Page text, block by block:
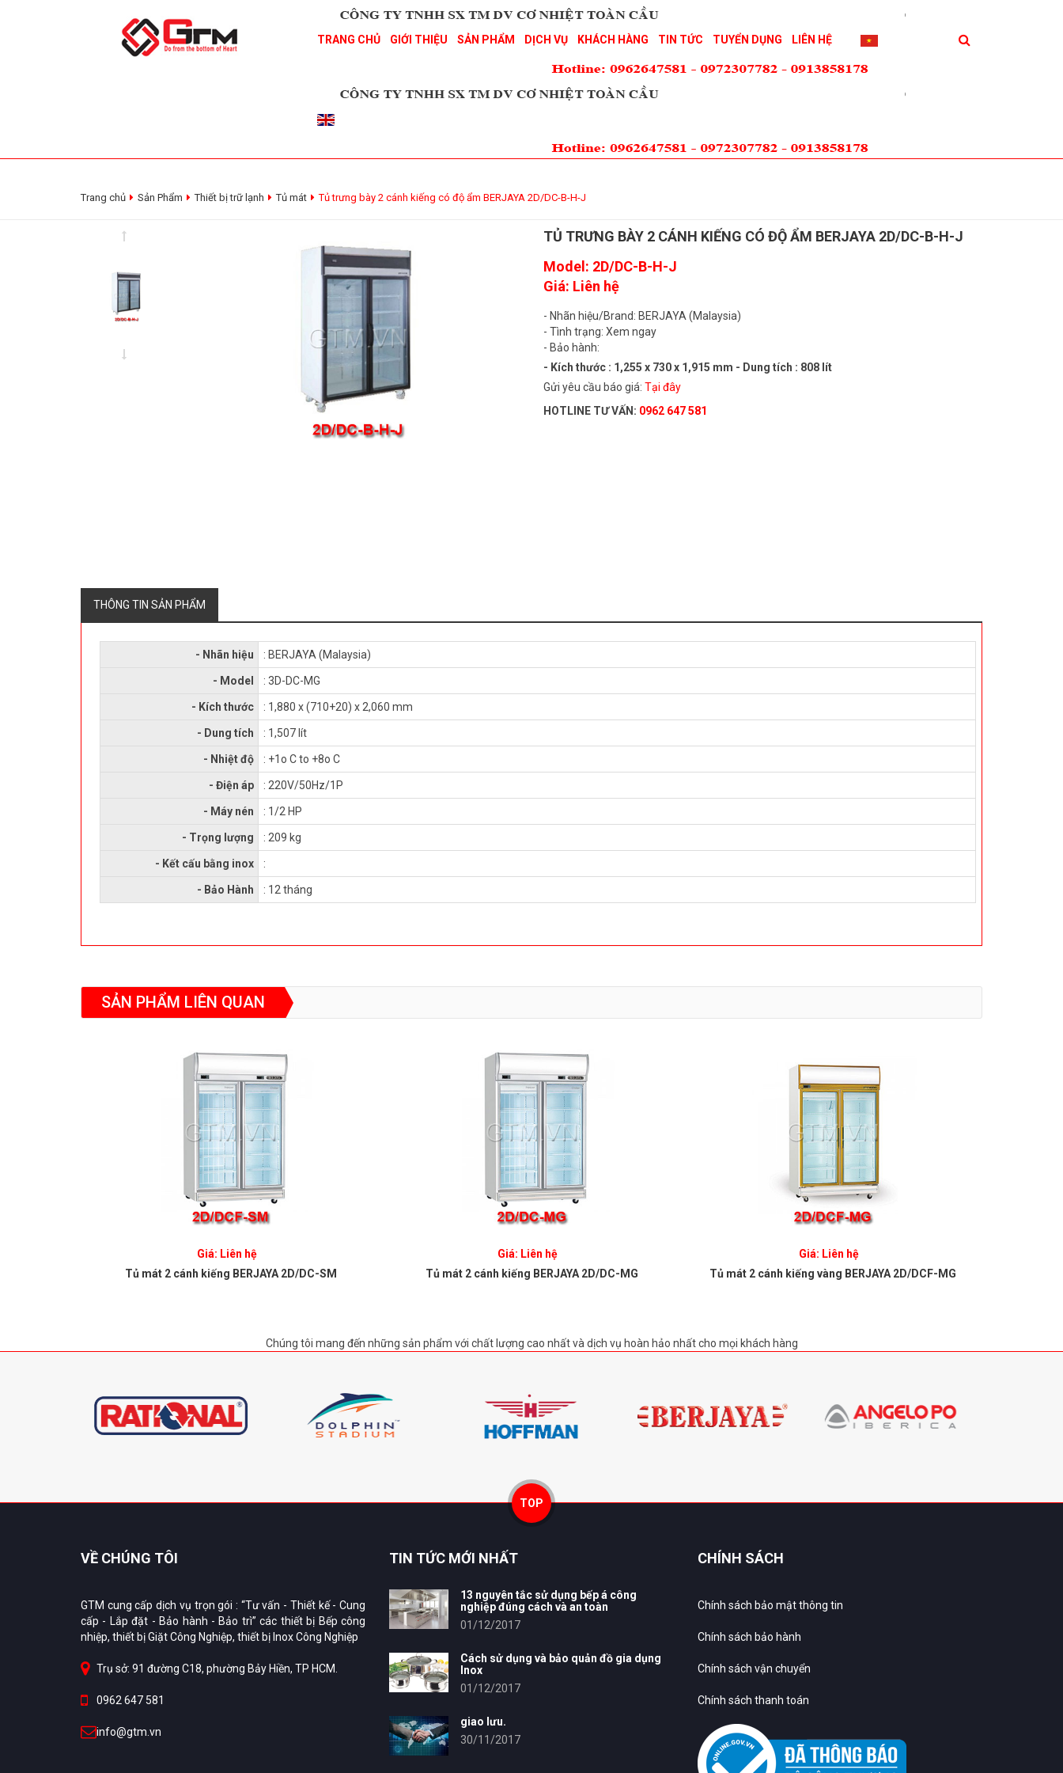
TRANG CHỦ GIỚI THIỆU SẢN PHẨM DỊCH VỤ KHÁCH HÀNG TIN TỨC TUYỂN DỤNG LIÊN HỆ
Trang chủ Sản Phẩm Thiết bị trữ lạnh Tủ mát Tủ trưng bày 2 cánh kiếng có độ ẩm BERJAYA 2D/DC-B-H-J
TỦ TRƯNG BÀY 2 CÁNH KIẾNG CÓ ĐỘ ẨM BERJAYA 2D/DC-B-H-J
Model: 2D/DC-B-H-J
Giá: Liên hệ
- Nhãn hiệu/Brand: BERJAYA (Malaysia)
- Tình trạng: Xem ngay
- Bảo hành:
- Kích thước : 1,255 x 730 x 1,915 mm - Dung tích : 808 lít
Gửi yêu cầu báo giá: Tại đây
HOTLINE TƯ VẤN: 0962 647 581
THÔNG TIN SẢN PHẨM
- Nhãn hiệu : BERJAYA (Malaysia)
- Model : 3D-DC-MG
- Kích thước : 1,880 x (710+20) x 2,060 mm
- Dung tích : 1,507 lít
- Nhiệt độ : +1o C to +8o C
- Điện áp : 220V/50Hz/1P
- Máy nén : 1/2 HP
- Trọng lượng : 209 kg
- Kết cấu bằng inox :
- Bảo Hành : 12 tháng
SẢN PHẨM LIÊN QUAN
Giá: Liên hệ
Tủ mát 2 cánh kiếng BERJAYA 2D/DC-SM
Giá: Liên hệ
Tủ mát 2 cánh kiếng BERJAYA 2D/DC-MG
Giá: Liên hệ
Tủ mát 2 cánh kiếng vàng BERJAYA 2D/DCF-MG
Chúng tôi mang đến những sản phẩm với chất lượng cao nhất và dịch vụ hoàn hảo nhất cho mọi khách hàng
TOP
VỀ CHÚNG TÔI
GTM cung cấp dịch vụ trọn gói : “Tư vấn - Thiết kế - Cung
cấp - Lắp đặt - Bảo hành - Bảo trì” các thiết bị Bếp công
nhiệp, thiết bị Giặt Công Nghiệp, thiết bị Inox Công Nghiệp
Trụ sở: 91 đường C18, phường Bảy Hiền, TP HCM.
0962 647 581
info@gtm.vn
TIN TỨC MỚI NHẤT
13 nguyên tắc sử dụng bếp á công
nghiệp đúng cách và an toàn
01/12/2017
Cách sử dụng và bảo quản đồ gia dụng
Inox
01/12/2017
giao lưu.
30/11/2017
CHÍNH SÁCH
Chính sách bảo mật thông tin
Chính sách bảo hành
Chính sách vận chuyển
Chính sách thanh toán